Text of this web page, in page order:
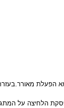
הפעלת